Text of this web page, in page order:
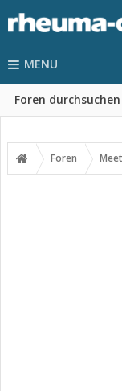
MENU
Foren durchsuchen
Foren